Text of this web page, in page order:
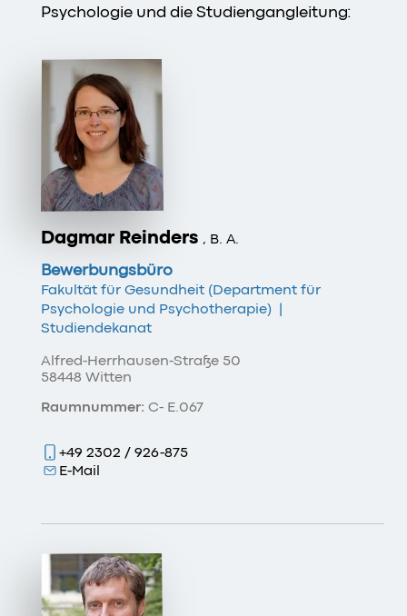
Psychologie und die Studiengangleitung:
Dagmar Reinders , B. A.
Bewerbungsbüro
Fakultät für Gesundheit (Department für
Psychologie und Psychotherapie) |
Studiendekanat
+49 2302 / 926-875
E-Mail
Alfred-Herrhausen-Straße 50
58448 Witten
Raumnummer: C- E.067